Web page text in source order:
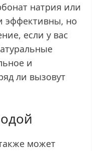
натрия или
эффективны, но
если у вас
и
ли вызовут
может